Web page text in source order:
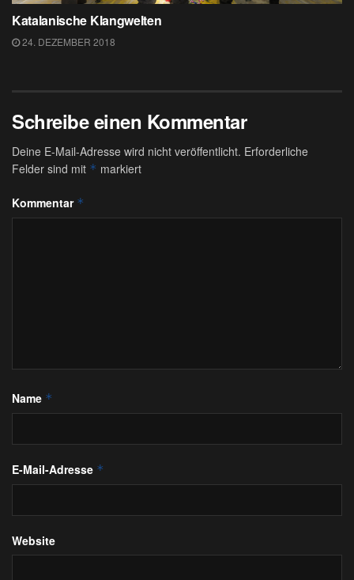
Katalanische Klangwelten
24. DEZEMBER 2018
Schreibe einen Kommentar
Deine E-Mail-Adresse wird nicht veröffentlicht. Erforderliche
Felder sind mit * markiert
Kommentar *
Name *
E-Mail-Adresse *
Website